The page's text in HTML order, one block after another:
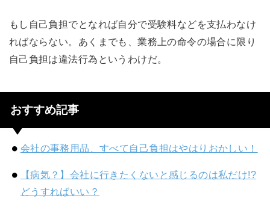
もし自己負担でとなれば自分で受験料などを支払わなけ
ればならない。あくまでも、業務上の命令の場合に限り
自己負担は違法行為というわけだ。
おすすめ記事
会社の事務用品、すべて自己負担はやはりおかしい！
【病気？】会社に行きたくないと感じるのは私だけ!?
どうすればいい？